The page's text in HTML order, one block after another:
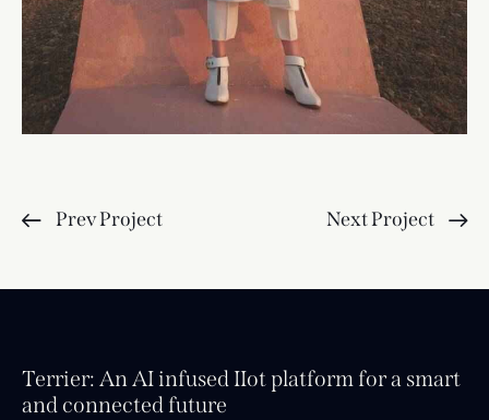
Prev Project Next Project
Terrier: An AI infused IIot platform for a smart
and connected future